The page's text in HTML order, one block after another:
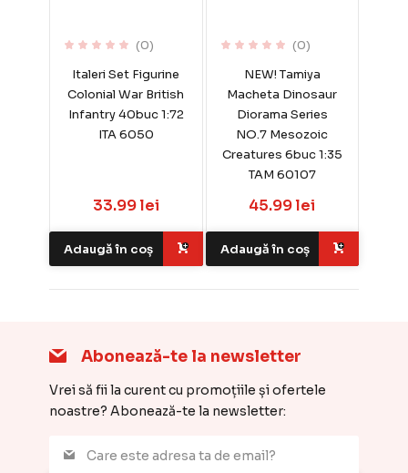
(0)
Italeri Set Figurine
Colonial War British
Infantry 40buc 1:72
ITA 6050
33.99 lei
Adaugă în coș
(0)
NEW! Tamiya
Macheta Dinosaur
Diorama Series
NO.7 Mesozoic
Creatures 6buc 1:35
TAM 60107
45.99 lei
Adaugă în coș
Abonează-te la newsletter
Vrei să fii la curent cu promoțiile și ofertele
noastre? Abonează-te la newsletter: